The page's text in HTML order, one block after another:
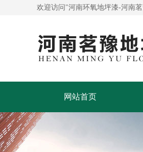
欢迎访问"河南环氧地坪漆-河南
网站首页